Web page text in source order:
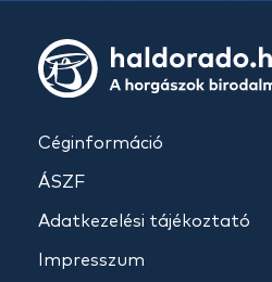
Céginformáció
ÁSZF
Adatkezelési tájékoztató
Impresszum